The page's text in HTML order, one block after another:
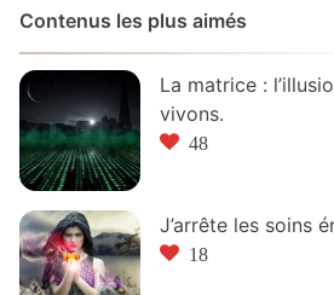
Contenus les plus aimés
La matrice :
vivons.
48
J’arrête les soins
18